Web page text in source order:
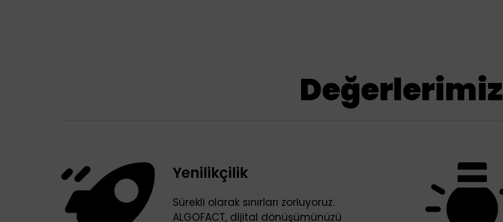
Değerlerimiz
Yenilikçilik
Sürekli olarak sınırları zorluyoruz.
ALGOFACT, dijital dönüşümünüzü